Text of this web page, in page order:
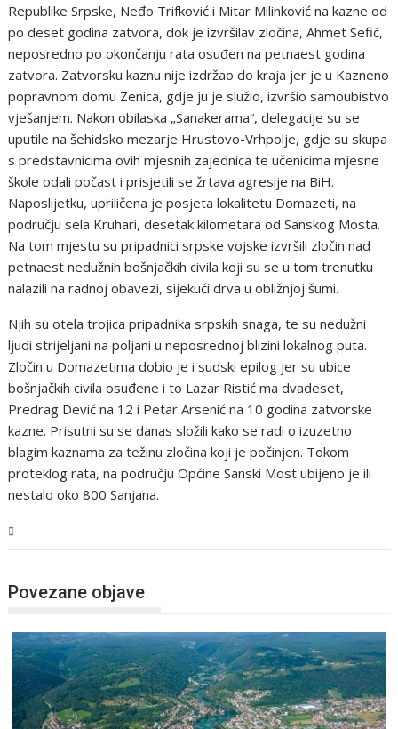
Republike Srpske, Neđo Trifković i Mitar Milinković na kazne od
po deset godina zatvora, dok je izvršilav zločina, Ahmet Sefić,
neposredno po okončanju rata osuđen na petnaest godina
zatvora. Zatvorsku kaznu nije izdržao do kraja jer je u Kazneno
popravnom domu Zenica, gdje ju je služio, izvršio samoubistvo
vješanjem. Nakon obilaska „Sanakerama“, delegacije su se
uputile na šehidsko mezarje Hrustovo-Vrhpolje, gdje su skupa
s predstavnicima ovih mjesnih zajednica te učenicima mjesne
škole odali počast i prisjetili se žrtava agresije na BiH.
Naposlijetku, upriličena je posjeta lokalitetu Domazeti, na
području sela Kruhari, desetak kilometara od Sanskog Mosta.
Na tom mjestu su pripadnici srpske vojske izvršili zločin nad
petnaest nedužnih bošnjačkih civila koji su se u tom trenutku
nalazili na radnoj obavezi, sijekući drva u obližnjoj šumi.
Njih su otela trojica pripadnika srpskih snaga, te su nedužni
ljudi strijeljani na poljani u neposrednoj blizini lokalnog puta.
Zločin u Domazetima dobio je i sudski epilog jer su ubice
bošnjačkih civila osuđene i to Lazar Ristić ma dvadeset,
Predrag Dević na 12 i Petar Arsenić na 10 godina zatvorske
kazne. Prisutni su se danas složili kako se radi o izuzetno
blagim kaznama za težinu zločina koji je počinjen. Tokom
proteklog rata, na području Općine Sanski Most ubijeno je ili
nestalo oko 800 Sanjana.
Povezane objave